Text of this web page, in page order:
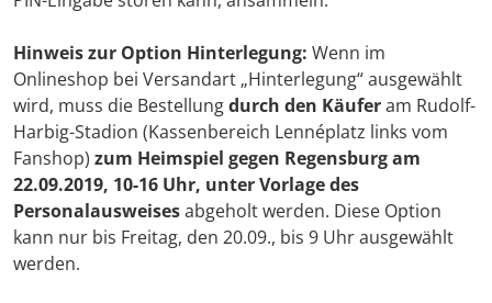
Hinweis zur Option Hinterlegung: Wenn im
Onlineshop bei Versandart „Hinterlegung“ ausgewählt
wird, muss die Bestellungdurch den Käuferam Rudolf-
Harbig-Stadion (Kassenbereich Lennéplatz links vom
Fanshop) zum Heimspiel gegen Regensburg am
22.09.2019, 10-16 Uhr, unter Vorlage des
Personalausweisesabgeholt werden. Diese Option
kann nur bis Freitag, den 20.09., bis 9 Uhr ausgewählt
werden.